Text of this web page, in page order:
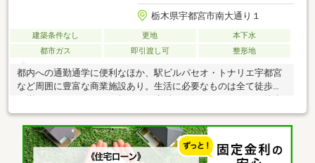
栃木県宇都宮市南大通り１
建築条件なし 更地
本下水
都市ガス
即引渡し可 整形地
都内への通勤通学に便利なほか、駅ビルパセオ・トナリエ宇都宮
など周囲に豊富な商業施設あり。生活に必要なものは全て徒歩圏
に揃っており、マイカー無しでも生活に不便はありません。簗瀬
小学校、宇都宮記念病院など徒歩圏で、子育てにも適した好環境
です。現在、解体更地となっており、買主様の費用ご負担があり
ません。建築条件無しなので、お好きなハウスメーカーでご新居
建築可能です。≪現地 ご案内可能でございます≫ 実際に土地